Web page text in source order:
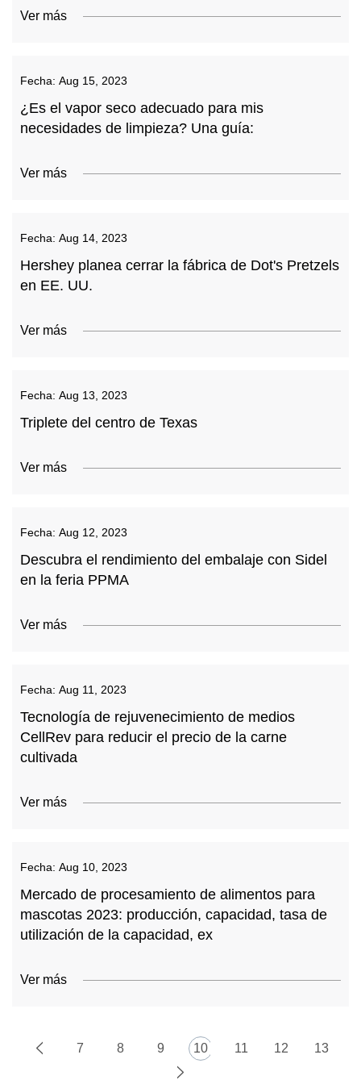
Ver más
Fecha: Aug 15, 2023
¿Es el vapor seco adecuado para mis
necesidades de limpieza? Una guía:
Ver más
Fecha: Aug 14, 2023
Hershey planea cerrar la fábrica de Dot's Pretzels
en EE. UU.
Ver más
Fecha: Aug 13, 2023
Triplete del centro de Texas
Ver más
Fecha: Aug 12, 2023
Descubra el rendimiento del embalaje con Sidel
en la feria PPMA
Ver más
Fecha: Aug 11, 2023
Tecnología de rejuvenecimiento de medios
CellRev para reducir el precio de la carne
cultivada
Ver más
Fecha: Aug 10, 2023
Mercado de procesamiento de alimentos para
mascotas 2023: producción, capacidad, tasa de
utilización de la capacidad, ex
Ver más
7 8 9 10 11 12 13